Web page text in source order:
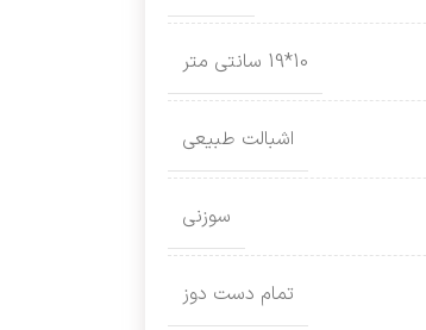
10*19 سانتی متر
اشبالت طبیعی
سوزنی
تمام دست دوز